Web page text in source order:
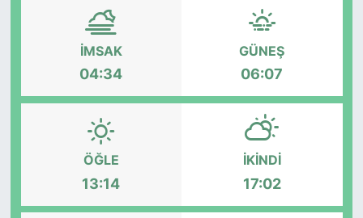
İMSAK
04:34
GÜNEŞ
06:07
ÖĞLE
13:14
İKINDI
17:02